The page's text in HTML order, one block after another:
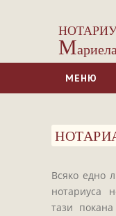
Мариела
МЕНЮ
ЗА НАС
Сделки
Сделки
Всяко едно
нотариуса
тази